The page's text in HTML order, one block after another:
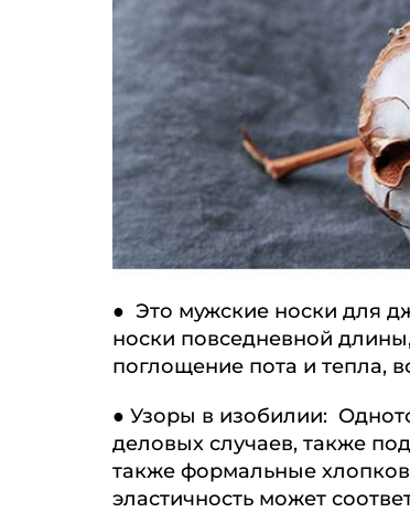
● Это мужские носки для
носки повседневной
поглощение пота и тепла,
● Узоры в изобилии:
деловых случаев, также
также формальные
эластичность может